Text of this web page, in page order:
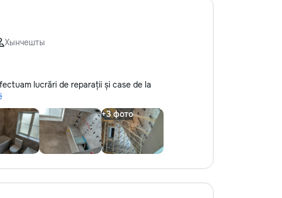
Хынчешты
lucrări de reparații și case de la